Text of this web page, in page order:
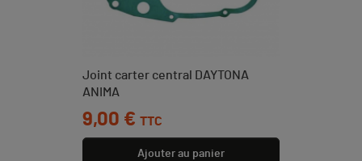
Joint carter central DAYTONA
ANIMA
Prix
9,00 € TTC
Ajouter au panier